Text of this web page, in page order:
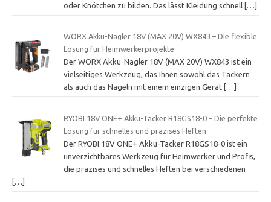
oder Knötchen zu bilden. Das lässt Kleidung schnell […]
WORX Akku-Nagler 18V (MAX 20V) WX843 – Die flexible
Lösung für Heimwerkerprojekte
Der WORX Akku-Nagler 18V (MAX 20V) WX843 ist ein
vielseitiges Werkzeug, das Ihnen sowohl das Tackern
als auch das Nageln mit einem einzigen Gerät […]
RYOBI 18V ONE+ Akku-Tacker R18GS18-0 – Die perfekte
Lösung für schnelles und präzises Heften
Der RYOBI 18V ONE+ Akku-Tacker R18GS18-0 ist ein
unverzichtbares Werkzeug für Heimwerker und Profis,
die präzises und schnelles Heften bei verschiedenen
[…]